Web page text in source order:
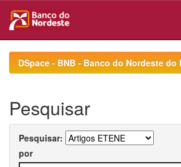
navigationDSpace - BNB - Banco do Nordeste do
Pesquisar
Pesquisar:
por